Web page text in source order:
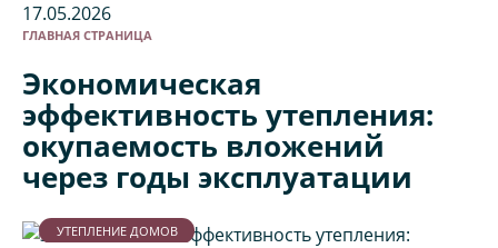
17.05.2026
ГЛАВНАЯ СТРАНИЦА
Экономическая
эффективность утепления:
окупаемость вложений
через годы эксплуатации
УТЕПЛЕНИЕ ДОМОВ